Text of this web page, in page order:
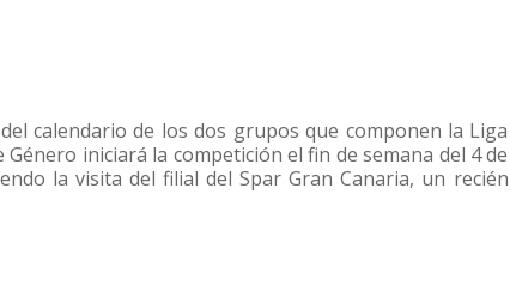
calendario de los dos grupos que componen la Liga
iniciará la competición el fin de semana del 4 de
la visita del filial del Spar Gran Canaria, un recién